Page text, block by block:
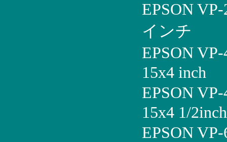
EPSON
インチ
EPSON
15x4 inch
EPSON
15x4 1/2inch
EPSON